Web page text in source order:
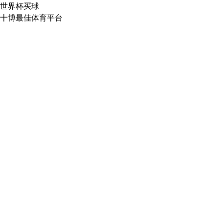
世界杯买球
十博最佳体育平台